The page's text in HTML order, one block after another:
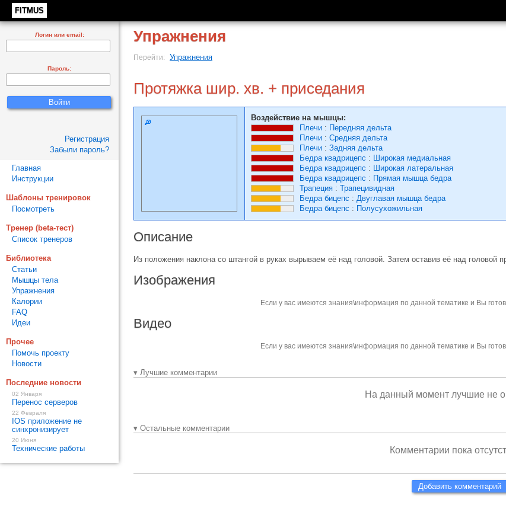
FITMUS
Упражнения
Перейти: Упражнения
Протяжка шир. хв. + приседания
Воздействие на мышцы:
Плечи : Передняя дельта
Плечи : Средняя дельта
Плечи : Задняя дельта
Бедра квадрицепс : Широкая медиальная
Бедра квадрицепс : Широкая латеральная
Бедра квадрицепс : Прямая мышца бедра
Трапеция : Трапецивидная
Бедра бицепс : Двуглавая мышца бедра
Бедра бицепс : Полусухожильная
Описание
Из положения наклона со штангой в руках вырываем её над головой. Затем оставив её над головой
Изображения
Если у вас имеются знания\информация по данной тематике и Вы
Видео
Если у вас имеются знания\информация по данной тематике и Вы
▾ Лучшие комментарии
На данный момент лучшие не
▾ Остальные комментарии
Комментарии пока
Добавить комментарий
Логин или email:
Пароль:
Регистрация
Забыли пароль?
Главная
Инструкции
Шаблоны тренировок
Посмотреть
Тренер (beta-тест)
Список тренеров
Библиотека
Статьи
Мышцы тела
Упражнения
Калории
FAQ
Идеи
Прочее
Помочь проекту
Новости
Последние новости
02 Января
Перенос серверов
22 Февраля
IOS приложение не
синхронизирует
20 Июня
Технические работы